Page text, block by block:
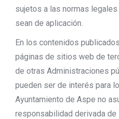
sujetos a las normas
sean de aplicación.
En los contenidos
páginas de sitios web de
de otras Administraciones
pueden ser de interés para
Ayuntamiento de Aspe no
responsabilidad derivada